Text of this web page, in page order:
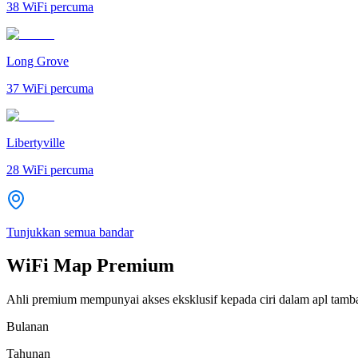
38 WiFi percuma
Long Grove
37 WiFi percuma
Libertyville
28 WiFi percuma
Tunjukkan semua bandar
WiFi Map Premium
Ahli premium mempunyai akses eksklusif kepada ciri dalam apl
Bulanan
Tahunan